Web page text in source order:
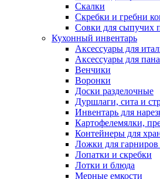
Скалки
Скребки и гребни
Совки для сыпучих
Кухонный инвентарь
Аксессуары для
Аксессуары для
Венчики
Воронки
Доски разделочные
Дуршлаги, сита и
Инвентарь для
Картофелемялки,
Контейнеры для
Ложки для гарниров
Лопатки и скребки
Лотки и блюда
Мерные емкости